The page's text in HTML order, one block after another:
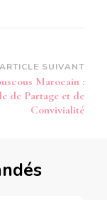
ARTICLE SUIVANT
Marocain :
de Partage et de
Convivialité